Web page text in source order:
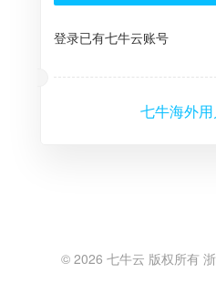
登录已有七牛云账号
七牛海外
© 2026 七牛云 版权所有